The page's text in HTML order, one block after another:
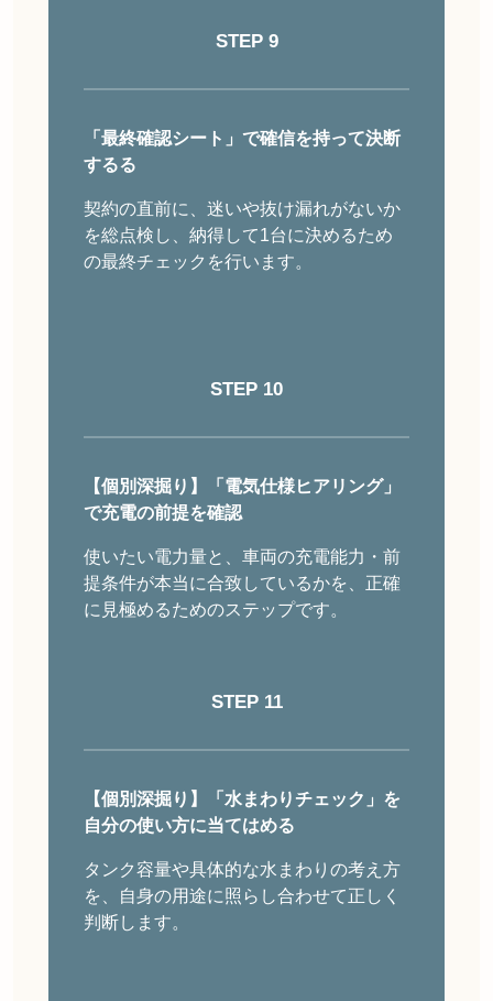
STEP 9
「最終確認シート」で確信を持って決断
するる
契約の直前に、迷いや抜け漏れがないか
を総点検し、納得して1台に決めるため
の最終チェックを行います。
STEP 10
【個別深掘り】
「電気仕様ヒアリング」
で充電の前提を確認
使いたい電力量と、車両の充電能力・前
提条件が本当に合致しているかを、正確
に見極めるためのステップです。
STEP 11
【個別深掘り】
「水まわりチェック」を
自分の使い方に当てはめる
タンク容量や具体的な水まわりの考え方
を、自身の用途に照らし合わせて正しく
判断します。